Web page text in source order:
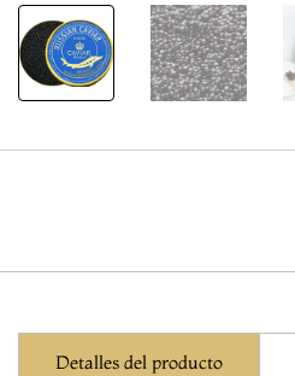
Detalles del producto